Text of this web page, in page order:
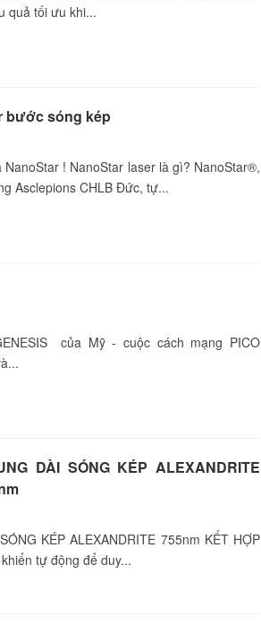
quả tối ưu khi...
bước sóng kép
! NanoStar laser là gì? NanoStar®,
Asclepions CHLB Đức, tự...
của Mỹ - cuộc cách mạng PICO
DÀI SÓNG KÉP ALEXANDRITE
KÉP ALEXANDRITE 755nm KẾT HỢP
tự động để duy...